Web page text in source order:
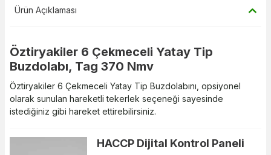
Ürün Açıklaması
Öztiryakiler 6 Çekmeceli Yatay Tip
Buzdolabı, Tag 370 Nmv
Öztiryakiler 6 Çekmeceli Yatay Tip Buzdolabını, opsiyonel
olarak sunulan hareketli tekerlek seçeneği sayesinde
istediğiniz gibi hareket ettirebilirsiniz.
HACCP Dijital Kontrol Paneli